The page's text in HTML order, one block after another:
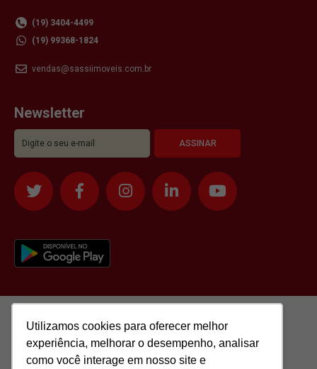
Utilizamos cookies para oferecer melhor
experiência, melhorar o desempenho, analisar
como você interage em nosso site e
Utilizamos cookies para oferecer melhor
experiência, melhorar o desempenho, analisar
como você interage em nosso site e
(19) 3404-4499
(19) 99368-1824
vendas@sassiimoveis.com.br
Newsletter